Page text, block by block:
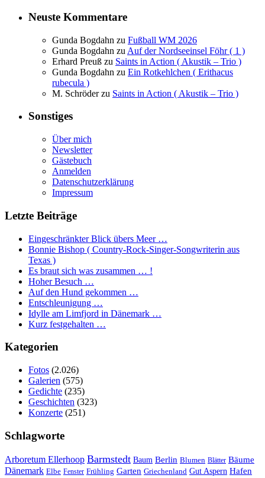
Neuste Kommentare
Gunda Bogdahn zu Fußball WM 2026
Gunda Bogdahn zu Auf der Nordseeinsel Föhr ( 1 )
Erhard Preuß zu Saints in Action ( Akustik – Trio )
Gunda Bogdahn zu Ein Rotkehlchen ( Erithacus
rubecula )
M. Schröderzu Saints in Action ( Akustik – Trio )
Sonstiges
Über mich
Newsletter
Gästebuch
Anmelden
Datenschutzerklärung
Impressum
Letzte Beiträge
Eingeschränkter Blick übers Meer …
Bonnie Bishop ( Country-Rock-Singer-Songwriterin aus
Texas )
Es braut sich was zusammen … !
Hoher Besuch …
Auf den Hund gekommen …
Entschleunigung …
Idylle am Limfjord in Dänemark …
Kurz festgehalten …
Kategorien
Fotos (2.026)
Galerien (575)
Gedichte (235)
Geschichten (323)
Konzerte (251)
Schlagworte
Arboretum Ellerhoop Barmstedt Baum Berlin Blumen Blätter Bäume
Dänemark Elbe Fenster Frühling Garten Griechenland Gut Aspern Hafen